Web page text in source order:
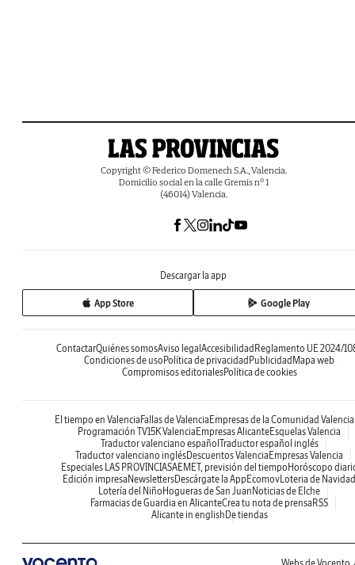
Copyright © Federico Domenech S.A., Valencia.
Domicilio social en la calle Gremis nº 1
(46014) Valencia.
Descargar la app
App Store Google Play
ContactarQuiénes somosAviso legal Accesibilidad Reglamento UE 2024/
Condiciones de uso Política de privacidad Publicidad Mapa web
Compromisos editorialesPolítica de cookies
El tiempo en Valencia Fallas de Valencia Empresas de la Comunidad
Programación TV15K Valencia Empresas AlicanteEsquelas Valencia
Traductor valenciano español Traductor español inglés
Traductor valenciano inglésDescuentos Valencia Empresas Valencia
Especiales LAS PROVINCIASAEMET, previsión del tiempo Horóscopo
Edición impresa NewslettersDescárgate la App EcomovLoteria de Navidad
Lotería del Niño Hogueras de San Juan Noticias de Elche
Farmacias de Guardia en AlicanteCrea tu nota de prensa RSS
Alicante in english De tiendas